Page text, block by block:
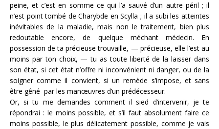
peine, et c’est en somme ce qui l’a sauvé d’un autre péril ; il
n’est point tombé de Charybde en Scylla ; il a subi les atteintes
inévitables de la maladie, mais non le traitement, bien plus
redoutable encore, de quelque méchant médecin. En
possession de ta précieuse trouvaille, — précieuse, elle l’est au
moins par ton choix, — tu as toute liberté de la laisser dans
son état, si cet état n’offre ni inconvénient ni danger, ou de la
soigner comme il convient, si un remède s’impose, et sans
être gêné par les manœuvres d’un prédécesseur.
Or, si tu me demandes comment il sied d’intervenir, je te
répondrai : le moins possible, et s’il faut absolument faire ce
moins possible, le plus délicatement possible, comme je vais